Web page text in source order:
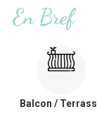
En Bref
Balcon /